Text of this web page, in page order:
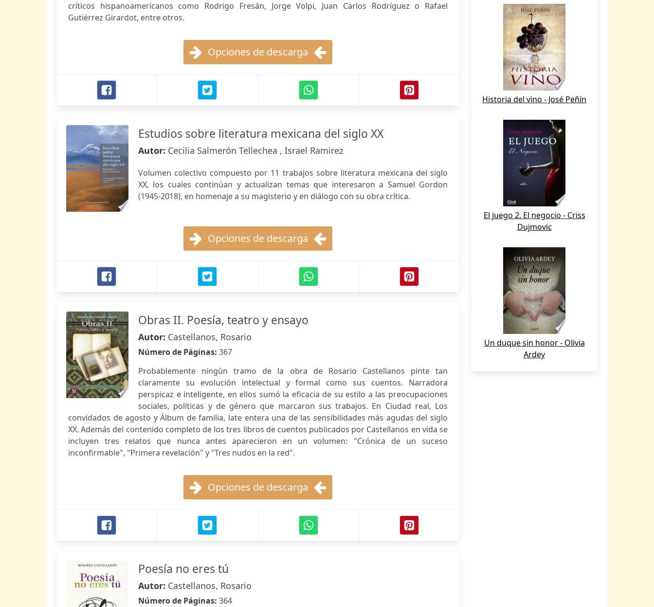
críticos hispanoamericanos como Rodrigo Fresán, Jorge Volpi, Juan Carlos Rodríguez o Rafael
Gutiérrez Girardot, entre otros.
Opciones de descarga
Estudios sobre literatura mexicana del siglo XX
Autor: Cecilia Salmerón Tellechea , Israel Ramirez
Volumen colectivo compuesto por 11 trabajos sobre literatura mexicana del siglo
XX, los cuales continúan y actualizan temas que interesaron a Samuel Gordon
(1945-2018), en homenaje a su magisterio y en diálogo con su obra crítica.
Opciones de descarga
Obras II. Poesía, teatro y ensayo
Autor: Castellanos, Rosario
Número de Páginas: 367
Probablemente ningún tramo de la obra de Rosario Castellanos pinte tan
claramente su evolución intelectual y formal como sus cuentos. Narradora
perspicaz e inteligente, en ellos sumó la eficacia de su estilo a las preocupaciones
sociales, políticas y de género que marcaron sus trabajos. En Ciudad real, Los
convidados de agosto y Álbum de familia, late entera una de las sensibilidades más agudas del siglo
XX. Además del contenido completo de los tres libros de cuentos publicados por Castellanos en vida se
incluyen tres relatos que nunca antes aparecieron en un volumen: "Crónica de un suceso
inconfirmable", "Primera revelación" y "Tres nudos en la red".
Opciones de descarga
Poesía no eres tú
Autor: Castellanos, Rosario
Número de Páginas: 364
Historia del vino - José Peñín
El juego 2. El negocio - Criss
Dujmovic
Un duque sin honor - Olivia
Ardey